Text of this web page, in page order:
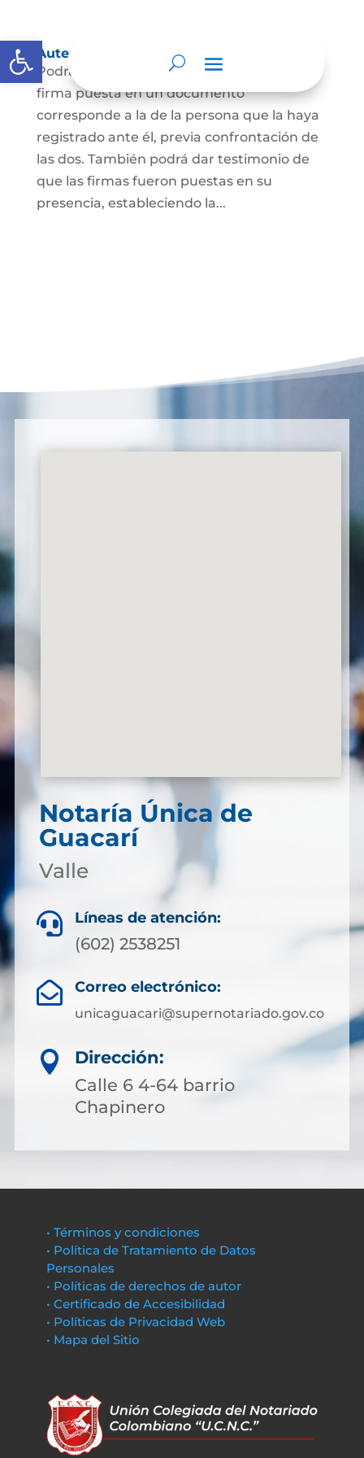
Abrir barra de herramientas
Autenticación de Firma
Podrá dar testimonio escrito de que la
firma puesta en un documento
corresponde a la de la persona que la haya
registrado ante él, previa confrontación de
las dos. También podrá dar testimonio de
que las firmas fueron puestas en su
presencia, estableciendo la...
Notaría Única de
Guacarí
Valle
 Líneas de atención:
(602) 2538251
 Correo electrónico:
unicaguacari@supernotariado.gov.co

Dirección:
Calle 6 4-64 barrio
Chapinero
• Términos y condiciones
• Política de Tratamiento de Datos
Personales
• Políticas de derechos de autor
• Certificado de Accesibilidad
• Políticas de Privacidad Web
• Mapa del Sitio